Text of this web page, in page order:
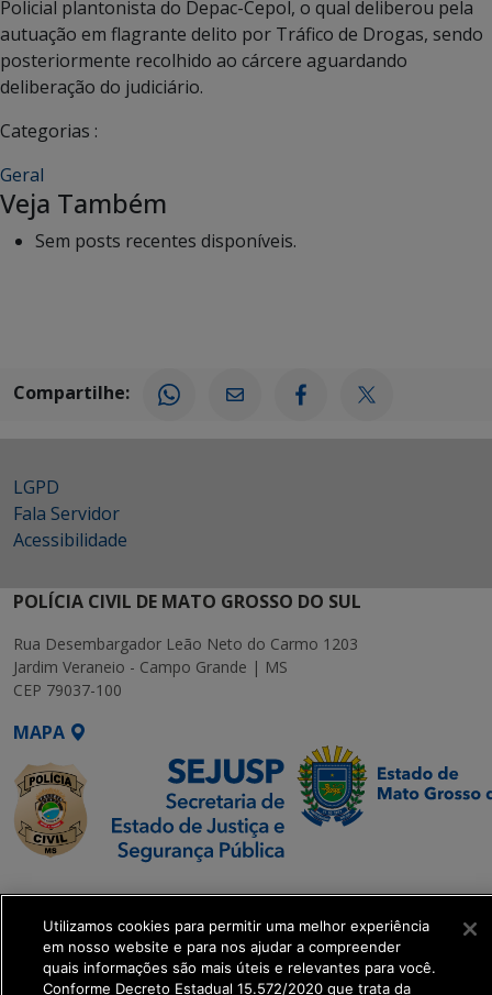
Policial plantonista do Depac-Cepol, o qual deliberou pela
autuação em flagrante delito por Tráfico de Drogas, sendo
posteriormente recolhido ao cárcere aguardando
deliberação do judiciário.
Categorias :
Geral
Veja Também
Sem posts recentes disponíveis.
Compartilhe:
LGPD
Fala Servidor
Acessibilidade
POLÍCIA CIVIL DE MATO GROSSO DO SUL
Rua Desembargador Leão Neto do Carmo 1203
Jardim Veraneio - Campo Grande | MS
CEP 79037-100
MAPA
SETDIG | Secretaria-
Executiva de
Transformação Digital
Utilizamos cookies para permitir uma melhor experiência
em nosso website e para nos ajudar a compreender
quais informações são mais úteis e relevantes para você.
Conforme Decreto Estadual 15.572/2020 que trata da